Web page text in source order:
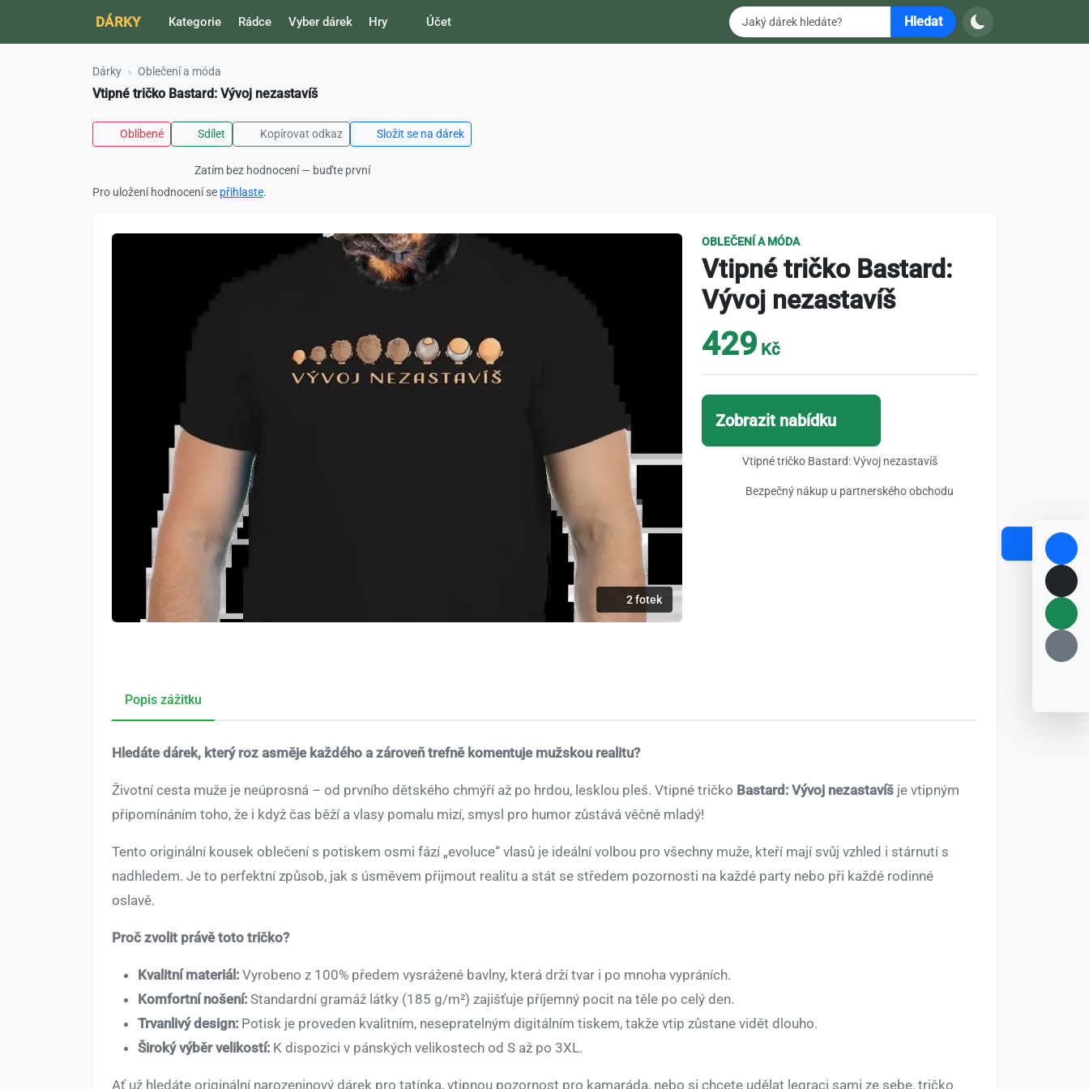
DÁRKY Kategorie Rádce Vyber dárek Hry Účet Hledat
Dárky Oblečení a móda
Vtipné tričko Bastard: Vývoj nezastavíš
Oblíbené Sdílet Kopírovat odkaz Složit se na dárek
Zatím bez hodnocení — buďte první
Pro uložení hodnocení se přihlaste.
2 fotek
OBLEČENÍ A MÓDA
Vtipné tričko Bastard:
Vývoj nezastavíš
429 Kč
Zobrazit nabídku
Vtipné tričko Bastard: Vývoj nezastavíš
Bezpečný nákup u partnerského obchodu
Popis zážitku
Hledáte dárek, který roz asměje každého a zároveň trefně komentuje mužskou realitu?
Životní cesta muže je neúprosná – od prvního dětského chmýří až po hrdou, lesklou pleš. Vtipné tričko Bastard: Vývoj nezastavíš je vtipným
připomínáním toho, že i když čas běží a vlasy pomalu mizí, smysl pro humor zůstává věčně mladý!
Tento originální kousek oblečení s potiskem osmi fází „evoluce“ vlasů je ideální volbou pro všechny muže, kteří mají svůj vzhled i stárnutí s
nadhledem. Je to perfektní způsob, jak s úsměvem přijmout realitu a stát se středem pozornosti na každé party nebo při každé rodinné
oslavě.
Proč zvolit právě toto tričko?
Kvalitní materiál: Vyrobeno z 100% předem vysrážené bavlny, která drží tvar i po mnoha vypráních.
Komfortní nošení: Standardní gramáž látky (185 g/m²) zajišťuje příjemný pocit na těle po celý den.
Trvanlivý design: Potisk je proveden kvalitním, nesepratelným digitálním tiskem, takže vtip zůstane vidět dlouho.
Široký výběr velikostí: K dispozici v pánských velikostech od S až po 3XL.
Ať už hledáte originální narozeninový dárek pro tatínka, vtipnou pozornost pro kamaráda, nebo si chcete udělat legraci sami ze sebe, tričko